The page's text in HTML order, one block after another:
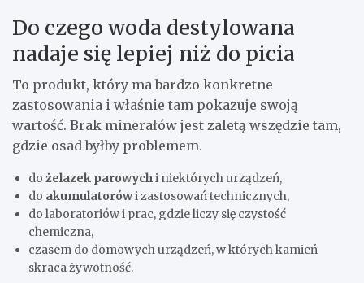
Do czego woda destylowana
nadaje się lepiej niż do picia
To produkt, który ma bardzo konkretne
zastosowania i właśnie tam pokazuje swoją
wartość. Brak minerałów jest zaletą wszędzie tam,
gdzie osad byłby problemem.
do żelazek parowychi niektórych urządzeń,
do akumulatorówi zastosowań technicznych,
do laboratoriów i prac, gdzie liczy się czystość
chemiczna,
czasem do domowych urządzeń, w których kamień
skraca żywotność.